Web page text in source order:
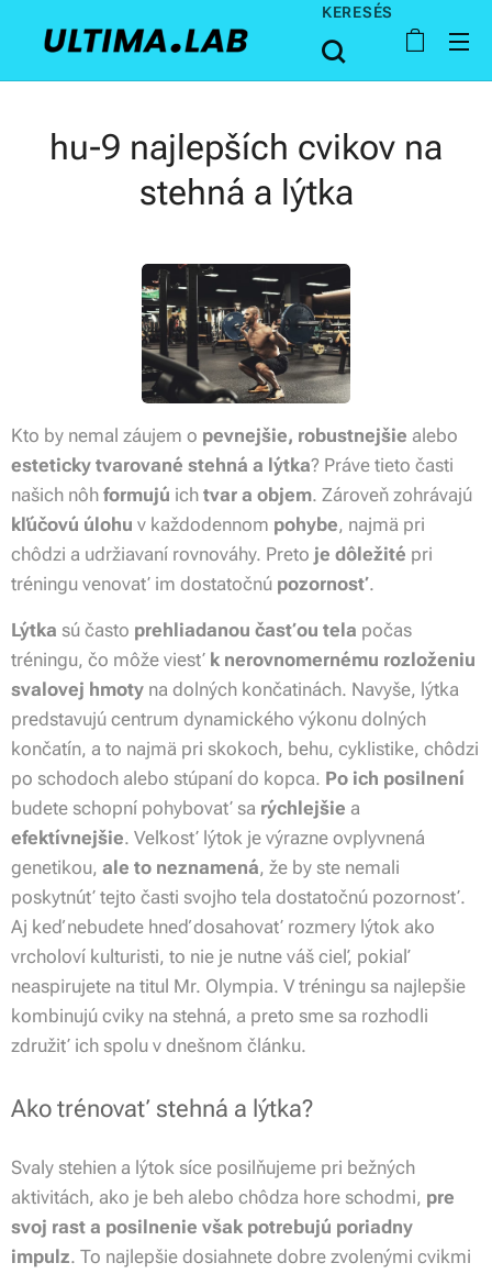
KERESÉS
hu-9 najlepších cvikov na
stehná a lýtka
Kto by nemal záujem o pevnejšie, robustnejšie alebo
esteticky tvarované stehná a lýtka? Práve tieto časti
našich nôh formujú ich tvar a objem. Zároveň zohrávajú
kľúčovú úlohu v každodennom pohybe, najmä pri
chôdzi a udržiavaní rovnováhy. Preto je dôležité pri
tréningu venovať im dostatočnú pozornosť.
Lýtka sú často prehliadanou časťou tela počas
tréningu, čo môže viesť k nerovnomernému rozloženiu
svalovej hmoty na dolných končatinách. Navyše, lýtka
predstavujú centrum dynamického výkonu dolných
končatín, a to najmä pri skokoch, behu, cyklistike, chôdzi
po schodoch alebo stúpaní do kopca. Po ich posilnení
budete schopní pohybovať sa rýchlejšie a
efektívnejšie. Veľkosť lýtok je výrazne ovplyvnená
genetikou, ale to neznamená, že by ste nemali
poskytnúť tejto časti svojho tela dostatočnú pozornosť.
Aj keď nebudete hneď dosahovať rozmery lýtok ako
vrcholoví kulturisti, to nie je nutne váš cieľ, pokiaľ
neaspirujete na titul Mr. Olympia. V tréningu sa najlepšie
kombinujú cviky na stehná, a preto sme sa rozhodli
združiť ich spolu v dnešnom článku.
Ako trénovať stehná a lýtka?
Svaly stehien a lýtok síce posilňujeme pri bežných
aktivitách, ako je beh alebo chôdza hore schodmi, pre
svoj rast a posilnenie však potrebujú poriadny
impulz. To najlepšie dosiahnete dobre zvolenými cvikmi